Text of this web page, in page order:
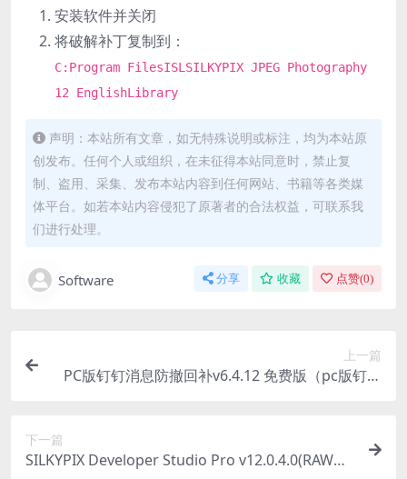
安装软件并关闭
将破解补丁复制到：
C:Program FilesISLSILKYPIX JPEG Photography
12 EnglishLibrary
声明：本站所有文章，如无特殊说明或标注，均为本站原
创发布。任何个人或组织，在未征得本站同意时，禁止复
制、盗用、采集、发布本站内容到任何网站、书籍等各类媒
体平台。如若本站内容侵犯了原著者的合法权益，可联系我
们进行处理。
Software 分享 收藏 点赞(0)
上一篇
PC版钉钉消息防撤回补v6.4.12 免费版（pc版钉钉
下一篇
SILKYPIX Developer Studio Pro v12.0.4.0(RAW图